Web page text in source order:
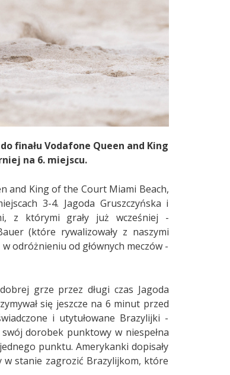
finału Vodafone Queen and King
na 6. miejscu.
and King of the Court Miami Beach,
3-4. Jagoda Gruszczyńska i
z którymi grały już wcześniej -
(które rywalizowały z naszymi
odróżnieniu od głównych meczów -
grze przez długi czas Jagoda
się jeszcze na 6 minut przed
i utytułowane Brazylijki -
dorobek punktowy w niespełna
punktu. Amerykanki dopisały
w stanie zagrozić Brazylijkom, które